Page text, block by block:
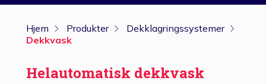
Hjem Produkter
Dekklagringssystemer
Dekkvask
Helautomatisk dekkvask